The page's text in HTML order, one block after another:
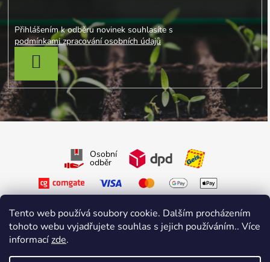
Tento web používá soubory cookie. Dalším procházením
tohoto webu vyjadřujete souhlas s jejich používáním.. Více
informacízde.
Přihlášením k odběru novinek souhlasíte s
podmínkami zpracování osobních údajů
PŘIHLÁSIT SE
Osobní
odběr
Sledujte nás na Instagramu